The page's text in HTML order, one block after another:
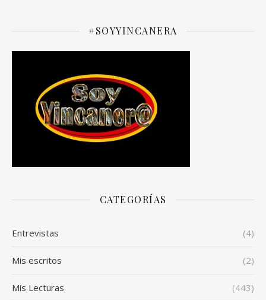
#SOYYINCANERA
CATEGORÍAS
Entrevistas (4)
Mis escritos (2)
Mis Lecturas (443)